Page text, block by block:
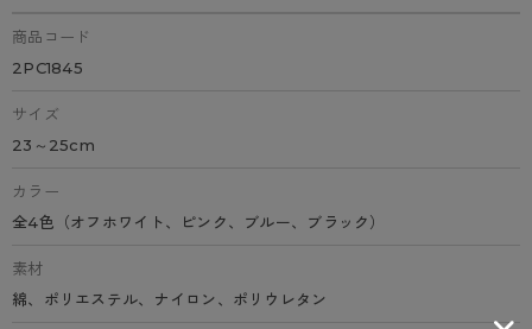
商品コード
2PC1845
サイズ
23～25cm
カラー
全4色（オフホワイト、ピンク、ブルー、ブラック）
素材
綿、ポリエステル、ナイロン、ポリウレタン